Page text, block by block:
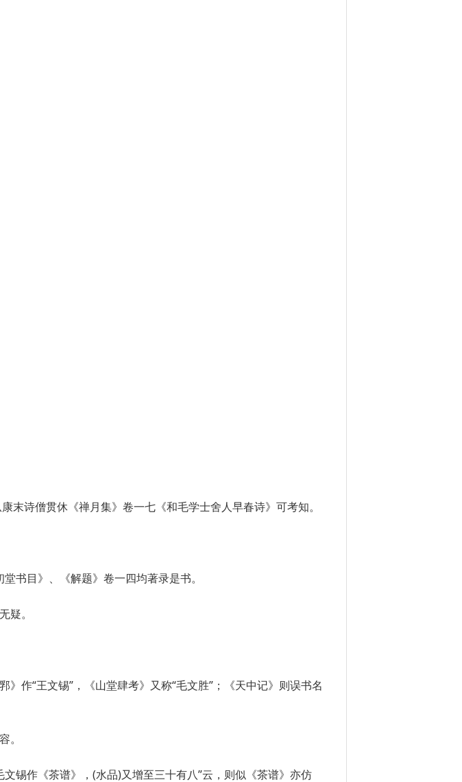
末诗僧贯休《禅月集》卷一七《和毛学士舍人早春诗》可考知。
书目》、《解题》卷一四均著录是书。
疑。
作“王文锡”，《山堂肆考》又称“毛文胜”；《天中记》则误书名
。
锡作《茶谱》，(水品)又增至三十有八”云，则似《茶谱》亦仿